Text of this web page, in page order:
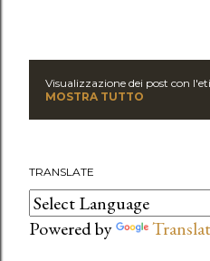
s
t
Visualizzazione dei post con
MOSTRA TUTTO
TRANSLATE
Powered by